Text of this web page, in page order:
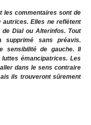
les commentaires sont de
Elles ne reflètent
Dial ou Alterinfos. Tout
supprimé sans préavis.
sensibilité de gauche. Il
émancipatrices. Les
dans le sens contraire
ils trouveront sûrement